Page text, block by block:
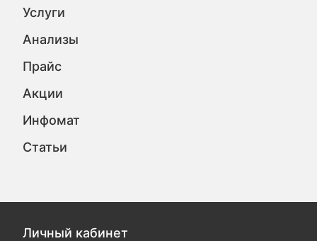
Услуги
Анализы
Прайс
Акции
Инфомат
Статьи
Личный кабинет